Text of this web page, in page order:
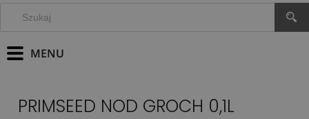
PRIMSEED NOD GROCH 0,1L